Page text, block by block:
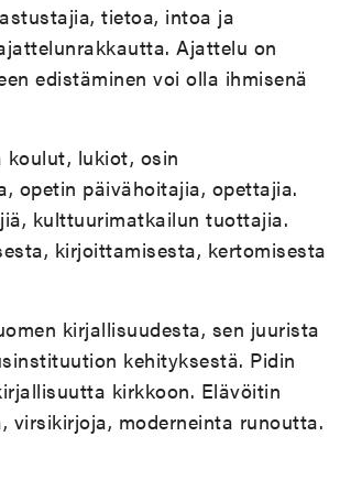
tietoa, intoa ja
Ajattelu on
edistäminen voi olla ihmisenä
koulut, lukiot, osin
opetin päivähoitajia, opettajia.
kulttuurimatkailun tuottajia.
kirjoittamisesta, kertomisesta
kirjallisuudesta, sen juurista
kehityksestä. Pidin
kirkkoon. Elävöitin
virsikirjoja, moderneinta runoutta.